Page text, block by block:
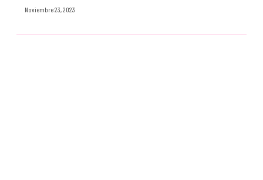
Noviembre 23, 2023